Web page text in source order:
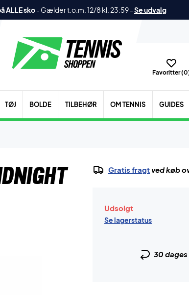
ALLE sko- Gælder t.o.m. 12/8 kl. 23:59-Se udvalg
Favoritter (0
TØJ BOLDE TILBEHØR OM TENNIS GUIDES
Gratis fragtved køb
Udsolgt
Se lagerstatus
30 dages